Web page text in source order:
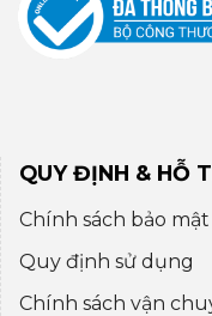
QUY ĐỊNH & HỖ
Chính sách bảo mật
Quy định sử dụng
Chính sách vận